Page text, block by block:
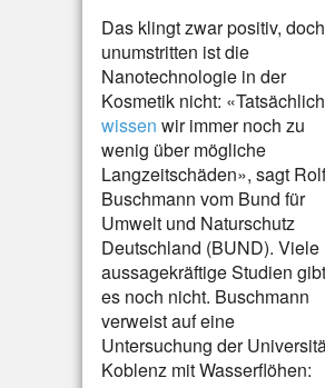
Das klingt zwar positiv, doch
unumstritten ist die
Nanotechnologie in der
Kosmetik nicht: «Tatsächlich
wissen wir immer noch zu
wenig über mögliche
Langzeitschäden», sagt Rolf
Buschmann vom Bund für
Umwelt und Naturschutz
Deutschland (BUND). Viele
aussagekräftige Studien gibt
es noch nicht. Buschmann
verweist auf eine
Untersuchung der
Koblenz mit Wasserflöhen: